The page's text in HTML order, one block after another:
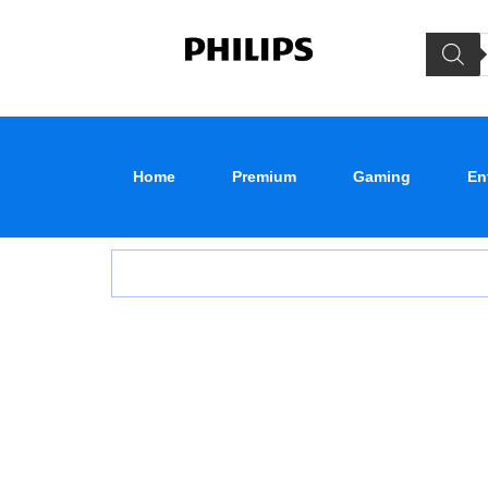
Gaming
Premium
Home